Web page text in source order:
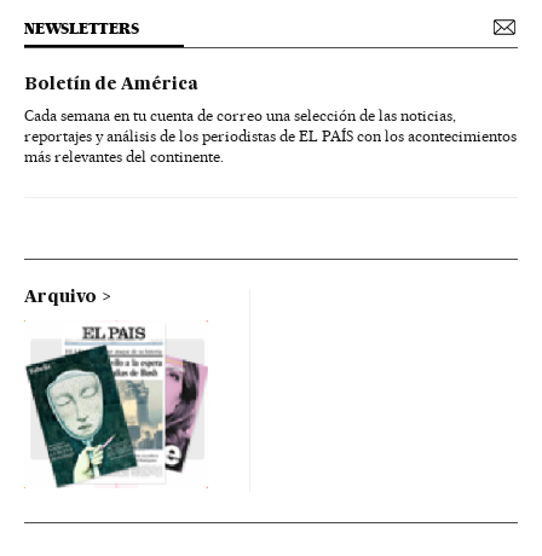
NEWSLETTERS
Boletín de América
Cada semana en tu cuenta de correo una selección de las noticias,
reportajes y análisis de los periodistas de EL PAÍS con los acontecimientos
más relevantes del continente.
Arquivo